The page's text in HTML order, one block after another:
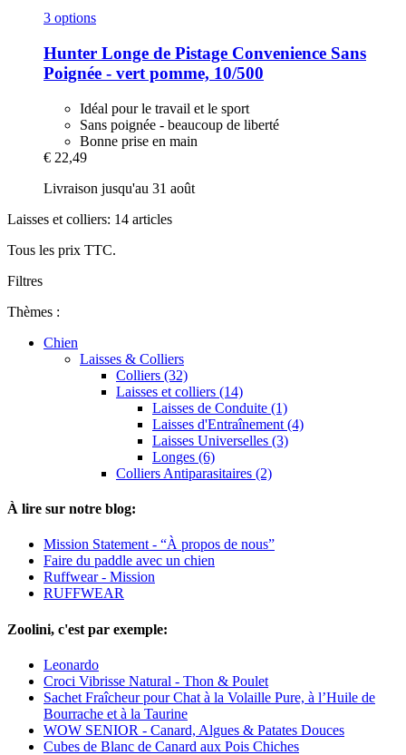
3 options
Hunter Longe de Pistage Convenience Sans
Poignée -​ vert pomme, 10/500
Idéal pour le travail et le sport
Sans poignée - beaucoup de liberté
Bonne prise en main
€ 22,49
Livraison jusqu'au 31 août
Laisses et colliers: 14 articles
Tous les prix TTC.
Filtres
Thèmes :
Chien
Laisses & Colliers
Colliers (32)
Laisses et colliers (14)
Laisses de Conduite (1)
Laisses d'Entraînement (4)
Laisses Universelles (3)
Longes (6)
Colliers Antiparasitaires (2)
À lire sur notre blog:
Mission Statement - “À propos de nous”
Faire du paddle avec un chien
Ruffwear - Mission
RUFFWEAR
Zoolini, c'est par exemple:
Leonardo
Croci Vibrisse Natural - Thon & Poulet
Sachet Fraîcheur pour Chat à la Volaille Pure, à l’Huile de
Bourrache et à la Taurine
WOW SENIOR - Canard, Algues & Patates Douces
Cubes de Blanc de Canard aux Pois Chiches